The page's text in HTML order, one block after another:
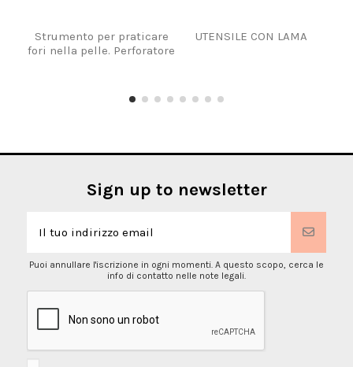
Strumento per praticare
fori nella pelle. Perforatore
UTENSILE CON LAMA
Sign up to newsletter
Puoi annullare l'iscrizione in ogni momenti. A questo scopo, cerca le
info di contatto nelle note legali.